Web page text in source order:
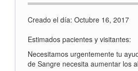
Creado el día: Octubre 16, 2017
Estimados pacientes y visitantes:
Necesitamos urgentemente tu
de Sangre necesita aumentar los